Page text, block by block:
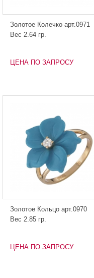
Золотое Колечко арт.0971
Вес 2.64 гр.
ЦЕНА ПО ЗАПРОСУ
Золотое Кольцо арт.0970
Вес 2.85 гр.
ЦЕНА ПО ЗАПРОСУ